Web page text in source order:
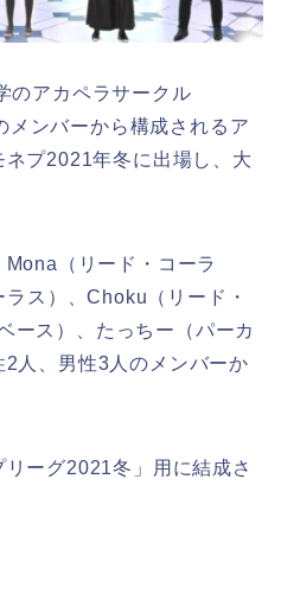
のアカペラサークル
メンバーから構成されるア
プ2021年冬に出場し、大
（リード・コーラ
ス）、Choku（リード・
ース）、たっちー（パーカ
人、男性3人のメンバーか
リーグ2021冬」用に結成さ